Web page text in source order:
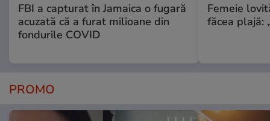
FBI a capturat în Jamaica o fugară
acuzată că a furat milioane din
fondurile COVID
Femeie
făcea plajă:
PROMO